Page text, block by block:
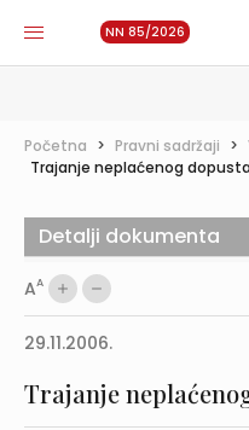
NN 85/2026
Početna > Pravni sadržaji >
Trajanje neplaćenog dopusta
AA
29.11.2006.
Trajanje
Detalji dokumenta